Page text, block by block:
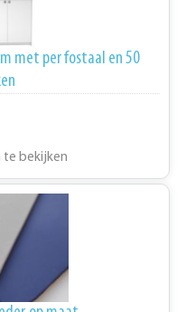
met perfostaal en 50
te bekijken